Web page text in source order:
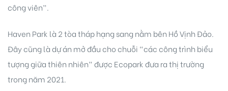
công viên”.
Haven Park là 2 tòa tháp hạng sang nằm bên Hồ Vịnh Đảo.
Đây cũng là dự án mở đầu cho chuỗi “các công trình biểu
tượng giữa thiên nhiên” được Ecopark đưa ra thị trường
trong năm 2021.